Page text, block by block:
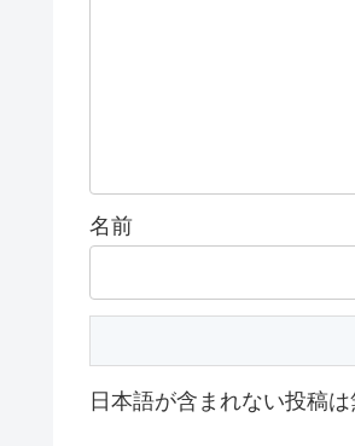
名前
日本語が含まれない投稿